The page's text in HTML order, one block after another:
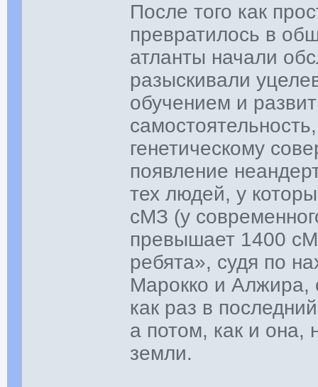
После того как
превратилось в
атланты начали
разыскивали
обучением и
генетическому
появление
тех людей, у
сМЗ (у
превышает 1400
ребята», судя по
Марокко и Алжира,
как раз в
а потом, как и она,
земли.